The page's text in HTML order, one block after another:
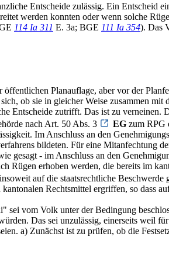
Entscheide zulässig. Ein Entscheid
werden konnten oder wenn solche
114 Ia 311 E. 3a; BGE 111 Ia 354). Das
Planauflage, aber vor der
ob sie in gleicher Weise zusammen
Entscheide zutrifft. Das ist zu
nach Art. 50 Abs. 3
EG zum RPG
Im Anschluss an den
bildeten. Für eine Mitanfechtung
gesagt - im Anschluss an den
Rügen erhoben werden, die bereits im
auf die staatsrechtliche Beschwerde
Rechtsmittel ergriffen, so dass
vom Volk unter der Bedingung
Das sei unzulässig, einerseits weil
a) Zunächst ist zu prüfen, ob die